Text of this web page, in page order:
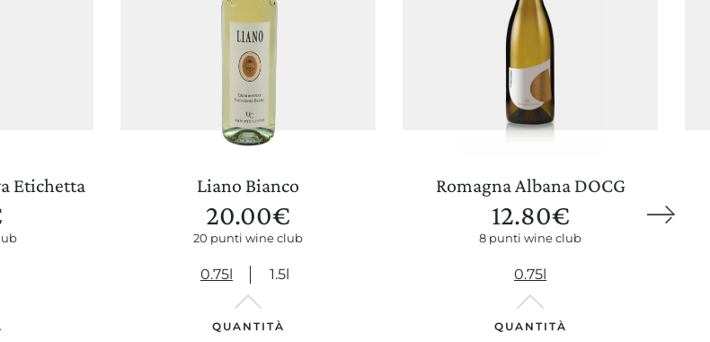
Wine Club
Etichetta Liano Bianco
20.00€
20 punti wine club
0.75l 1.5l
QUANTITÀ
Romagna Albana DOCG
12.80€
8 punti wine club
0.75l
QUANTITÀ